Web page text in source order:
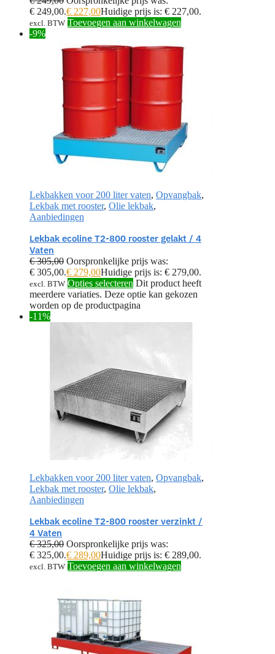
€ 249,00.€ 227,00Huidige prijs is: € 227,00.
excl. BTW Toevoegen aan winkelwagen
-9%
Lekbakken voor 200 liter vaten, Opvangbak,
Lekbak met rooster, Olie lekbak,
Aanbiedingen
Lekbak ecoline T2-800 rooster gelakt / 4
Vaten
€305,00 Oorspronkelijke prijs was:
€ 305,00.€ 279,00Huidige prijs is: € 279,00.
excl. BTW Opties selecteren Dit product heeft
meerdere variaties. Deze optie kan gekozen
worden op de productpagina
-11%
Lekbakken voor 200 liter vaten, Opvangbak,
Lekbak met rooster, Olie lekbak,
Aanbiedingen
Lekbak ecoline T2-800 rooster verzinkt /
4 Vaten
€325,00 Oorspronkelijke prijs was:
€ 325,00.€ 289,00Huidige prijs is: € 289,00.
excl. BTW Toevoegen aan winkelwagen